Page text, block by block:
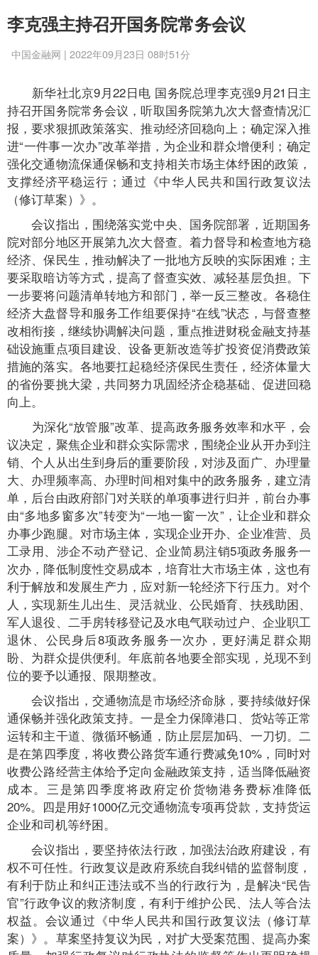
李克强主持召开国务院常务会议
中国金融网 | 2022年09月23日 08时51分
新华社北京9月22日电 国务院总理李克强9月21日主
持召开国务院常务会议，听取国务院第九次大督查情况汇
报，要求狠抓政策落实、推动经济回稳向上；确定深入推
进“一件事一次办”改革举措，为企业和群众增便利；确定
强化交通物流保通保畅和支持相关市场主体纾困的政策，
支撑经济平稳运行；通过《中华人民共和国行政复议法
（修订草案）》。
会议指出，围绕落实党中央、国务院部署，近期国务
院对部分地区开展第九次大督查。着力督导和检查地方稳
经济、保民生，推动解决了一批地方反映的实际困难；主
要采取暗访等方式，提高了督查实效、减轻基层负担。下
一步要将问题清单转地方和部门，举一反三整改。各稳住
经济大盘督导和服务工作组要保持“在线”状态，与督查整
改相衔接，继续协调解决问题，重点推进财税金融支持基
础设施重点项目建设、设备更新改造等扩投资促消费政策
措施的落实。各地要扛起稳经济保民生责任，经济体量大
的省份要挑大梁，共同努力巩固经济企稳基础、促进回稳
向上。
为深化“放管服”改革、提高政务服务效率和水平，会
议决定，聚焦企业和群众实际需求，围绕企业从开办到注
销、个人从出生到身后的重要阶段，对涉及面广、办理量
大、办理频率高、办理时间相对集中的政务服务，建立清
单，后台由政府部门对关联的单项事进行归并，前台办事
由“多地多窗多次”转变为“一地一窗一次”，让企业和群众
办事少跑腿。对市场主体，实现企业开办、企业准营、员
工录用、涉企不动产登记、企业简易注销5项政务服务一
次办，降低制度性交易成本，培育壮大市场主体，这也有
利于解放和发展生产力，应对新一轮经济下行压力。对个
人，实现新生儿出生、灵活就业、公民婚育、扶残助困、
军人退役、二手房转移登记及水电气联动过户、企业职工
退休、公民身后8项政务服务一次办，更好满足群众期
盼、为群众提供便利。年底前各地要全部实现，兑现不到
位的要予以通报、限期整改。
会议指出，交通物流是市场经济命脉，要持续做好保
通保畅并强化政策支持。一是全力保障港口、货站等正常
运转和主干道、微循环畅通，防止层层加码、一刀切。二
是在第四季度，将收费公路货车通行费减免10%，同时对
收费公路经营主体给予定向金融政策支持，适当降低融资
成本。三是第四季度将政府定价货物港务费标准降低
20%。四是用好1000亿元交通物流专项再贷款，支持货运
企业和司机等纾困。
会议指出，要坚持依法行政，加强法治政府建设，有
权不可任性。行政复议是政府系统自我纠错的监督制度，
有利于防止和纠正违法或不当的行政行为，是解决“民告
官”行政争议的救济制度，有利于维护公民、法人等合法
权益。会议通过《中华人民共和国行政复议法（修订草
案）》。草案坚持复议为民，对扩大受案范围、提高办案